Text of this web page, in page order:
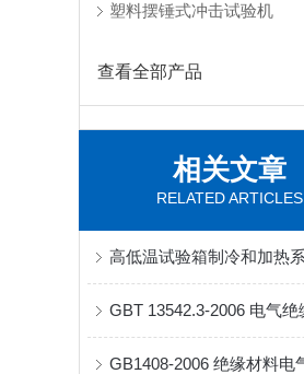
塑料摆锤式冲击试验机
查看全部产品
相关文章
RELATED ARTICLES